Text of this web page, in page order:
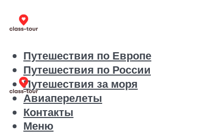
Путешествия по Европе
Путешествия по России
Путешествия за моря
Авиаперелеты
Контакты
Меню